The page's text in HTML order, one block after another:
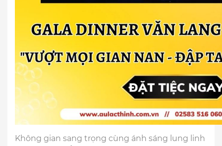
Không gian sang trọng cùng ánh sáng lung linh